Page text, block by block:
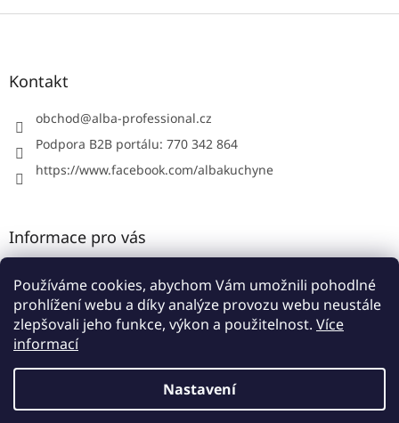
Používáme cookies, abychom Vám umožnili pohodlné
prohlížení webu a díky analýze provozu webu neustále
zlepšovali jeho funkce, výkon a použitelnost. Více
informací
Nastavení
a
k
y
ý
v
Z
Kontakt
obchod@alba-professional.cz
Podpora B2B portálu: 770 342 864
https://www.facebook.com/albakuchyne
Informace pro vás
Obchodní podmínky
Podmínky ochrany osobních údajů
Vytvořil Shoptet